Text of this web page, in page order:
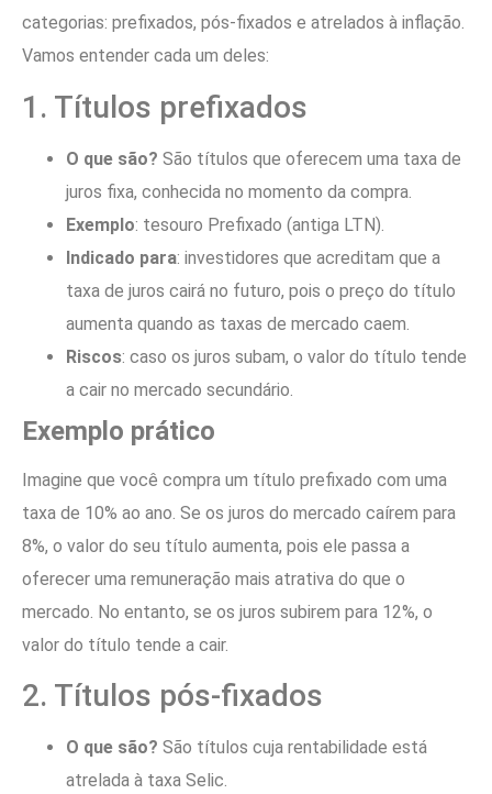
categorias: prefixados, pós-fixados e atrelados à inflação.
Vamos entender cada um deles:
1. Títulos prefixados
O que são? São títulos que oferecem uma taxa de
juros fixa, conhecida no momento da compra.
Exemplo: tesouro Prefixado (antiga LTN).
Indicado para: investidores que acreditam que a
taxa de juros cairá no futuro, pois o preço do título
aumenta quando as taxas de mercado caem.
Riscos: caso os juros subam, o valor do título tende
a cair no mercado secundário.
Exemplo prático
Imagine que você compra um título prefixado com uma
taxa de 10% ao ano. Se os juros do mercado caírem para
8%, o valor do seu título aumenta, pois ele passa a
oferecer uma remuneração mais atrativa do que o
mercado. No entanto, se os juros subirem para 12%, o
valor do título tende a cair.
2. Títulos pós-fixados
O que são? São títulos cuja rentabilidade está
atrelada à taxa Selic.